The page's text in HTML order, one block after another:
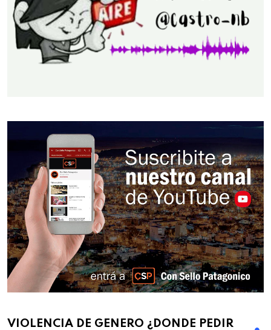
VIOLENCIA DE GENERO ¿DONDE PEDIR